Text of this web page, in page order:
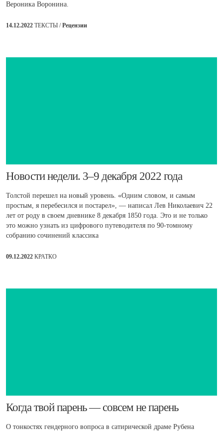
Вероника Воронина.
14.12.2022 ТЕКСТЫ /Рецензии
​Новости недели. 3–9 декабря 2022 года
Толстой перешел на новый уровень. «Одним словом, и самым
простым, я перебесился и постарел», — написал Лев Николаевич 22
лет от роду в своем дневнике 8 декабря 1850 года. Это и не только
это можно узнать из цифрового путеводителя по 90-томному
собранию сочинений классика
09.12.2022 КРАТКО
​Когда твой парень — совсем не парень
О тонкостях гендерного вопроса в сатирической драме Рубена